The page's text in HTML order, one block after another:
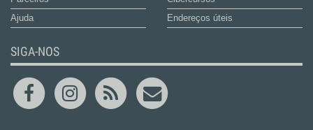
Ajuda
Endereços úteis
SIGA-NOS